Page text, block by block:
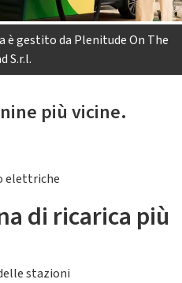
gestito da Plenitude On The
S.r.l.
più vicine.
elettriche
di ricarica più
stazioni